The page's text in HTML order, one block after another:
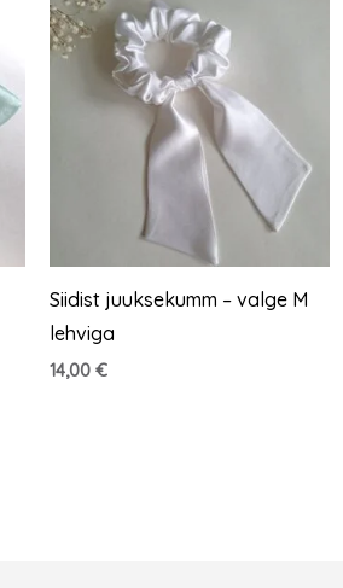
Siidist juuksekumm – valge M
lehviga
14,00€